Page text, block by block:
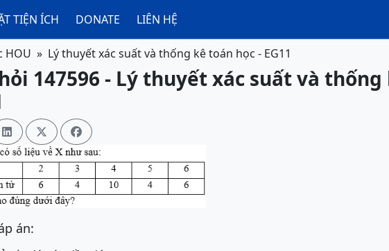
TIỆN ÍCH DONATE LIÊN HỆ
HOU Lý thuyết xác suất và thống kê toán học - EG11
147596 - Lý thuyết xác suất và
  
án: